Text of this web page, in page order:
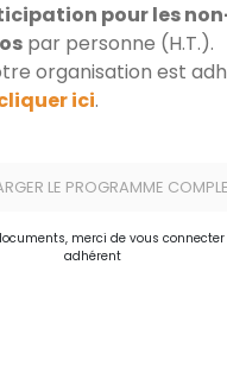
pour les
par personne (H.T.).
organisation est
ici.
LE PROGRAMME
merci de vous
adhérent